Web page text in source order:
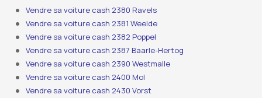
Vendre sa voiture cash 2380 Ravels
Vendre sa voiture cash 2381 Weelde
Vendre sa voiture cash 2382 Poppel
Vendre sa voiture cash 2387 Baarle-Hertog
Vendre sa voiture cash 2390 Westmalle
Vendre sa voiture cash 2400 Mol
Vendre sa voiture cash 2430 Vorst